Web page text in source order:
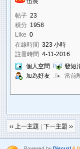
帖子 23
積分 1958
Like 0
在線時間 323 小時
註冊時間 4-11-2016
個人空間
發短
加為好友
當前
‹‹ 上一主題 |下一主題 ››